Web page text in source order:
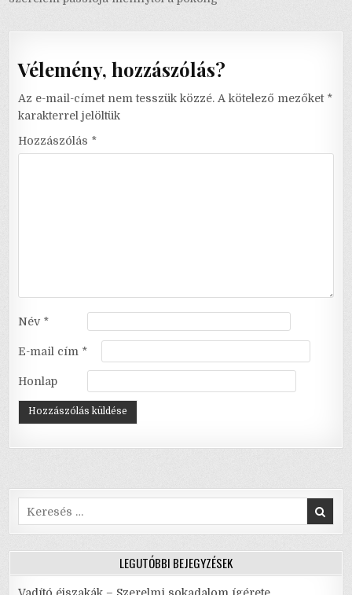
Vélemény, hozzászólás?
Az e-mail-címet nem tesszük közzé. A kötelező mezőket *
karakterrel jelöltük
Hozzászólás *
Név *
E-mail cím *
Honlap
Search
for:
LEGUTÓBBI BEJEGYZÉSEK